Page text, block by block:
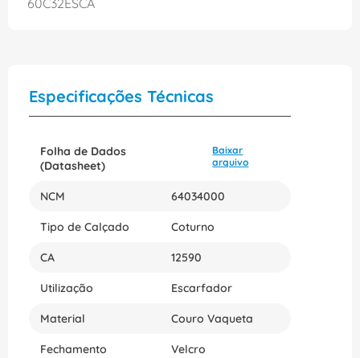
60C32ESCA
Especificações Técnicas
Folha de Dados
(Datasheet)
Baixar
arquivo
NCM 64034000
Tipo de Calçado Coturno
CA 12590
Utilização Escarfador
Material Couro Vaqueta
Fechamento Velcro